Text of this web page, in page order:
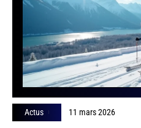
Actus 11 mars 2026